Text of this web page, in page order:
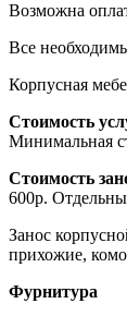
Возможна
Все
Корпусная
Стоимость
Минимальная
Стоимость
600р.
Занос
прихожие,
Фурнитура